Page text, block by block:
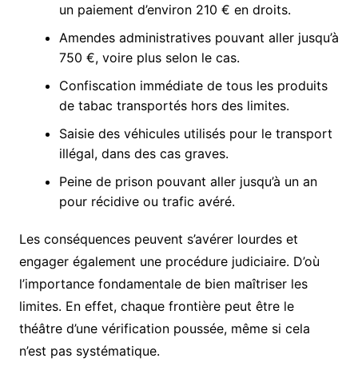
un paiement d’environ 210 € en droits.
Amendes administratives pouvant aller jusqu’à
750 €, voire plus selon le cas.
Confiscation immédiate de tous les produits
de tabac transportés hors des limites.
Saisie des véhicules utilisés pour le transport
illégal, dans des cas graves.
Peine de prison pouvant aller jusqu’à un an
pour récidive ou trafic avéré.
Les conséquences peuvent s’avérer lourdes et
engager également une procédure judiciaire. D’où
l’importance fondamentale de bien maîtriser les
limites. En effet, chaque frontière peut être le
théâtre d’une vérification poussée, même si cela
n’est pas systématique.